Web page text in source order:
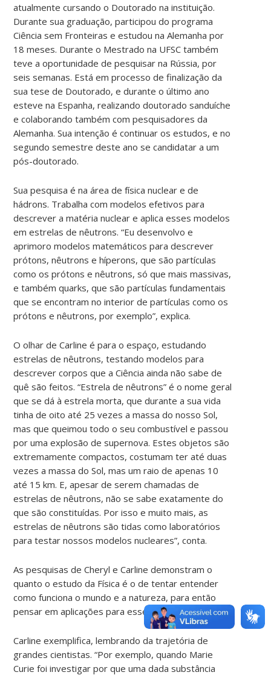
atualmente cursando o Doutorado na instituição.
Durante sua graduação, participou do programa
Ciência sem Fronteiras e estudou na Alemanha por
18 meses. Durante o Mestrado na UFSC também
teve a oportunidade de pesquisar na Rússia, por
seis semanas. Está em processo de finalização da
sua tese de Doutorado, e durante o último ano
esteve na Espanha, realizando doutorado sanduíche
e colaborando também com pesquisadores da
Alemanha. Sua intenção é continuar os estudos, e no
segundo semestre deste ano se candidatar a um
pós-doutorado.
Sua pesquisa é na área de física nuclear e de
hádrons. Trabalha com modelos efetivos para
descrever a matéria nuclear e aplica esses modelos
em estrelas de nêutrons. “Eu desenvolvo e
aprimoro modelos matemáticos para descrever
prótons, nêutrons e híperons, que são partículas
como os prótons e nêutrons, só que mais massivas,
e também quarks, que são partículas fundamentais
que se encontram no interior de partículas como os
prótons e nêutrons, por exemplo”, explica.
O olhar de Carline é para o espaço, estudando
estrelas de nêutrons, testando modelos para
descrever corpos que a Ciência ainda não sabe de
quê são feitos. “Estrela de nêutrons” é o nome geral
que se dá à estrela morta, que durante a sua vida
tinha de oito até 25 vezes a massa do nosso Sol,
mas que queimou todo o seu combustível e passou
por uma explosão de supernova. Estes objetos são
extremamente compactos, costumam ter até duas
vezes a massa do Sol, mas um raio de apenas 10
até 15 km. E, apesar de serem chamadas de
estrelas de nêutrons, não se sabe exatamente do
que são constituídas. Por isso e muito mais, as
estrelas de nêutrons são tidas como laboratórios
para testar nossos modelos nucleares”, conta.
As pesquisas de Cheryl e Carline demonstram o
quanto o estudo da Física é o de tentar entender
como funciona o mundo e a natureza, para então
pensar em aplicações para esse saber científico.
Carline exemplifica, lembrando da trajetória de
grandes cientistas. “Por exemplo, quando Marie
Curie foi investigar por que uma dada substância